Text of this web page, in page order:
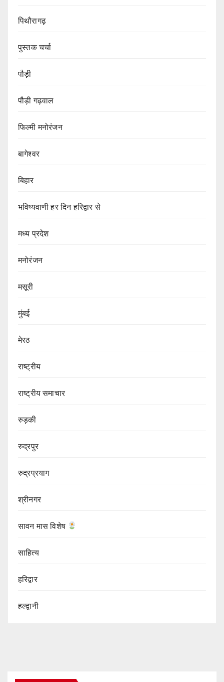
पिथौरागढ़
पुस्तक चर्चा
पौड़ी
पौड़ी गढ़वाल
फिल्मी मनोरंजन
बागेश्वर
बिहार
भविष्यवाणी हर दिन हरिद्वार से
मध्य प्रदेश
मनोरंजन
मसूरी
मुंबई
मेरठ
राष्ट्रीय
राष्ट्रीय समाचार
रुड़की
रुद्रपुर
रुद्रप्रयाग
श्रीनगर
सावन मास विशेष
साहित्य
हरिद्वार
हल्द्वानी